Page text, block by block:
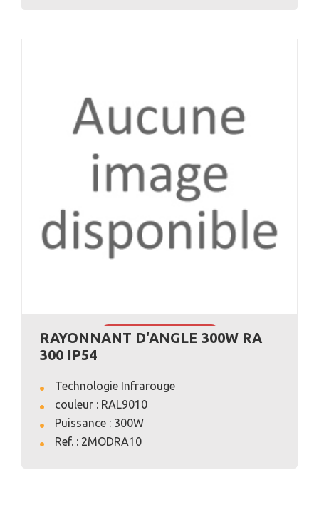
VOIR L'ANNONCE
RAYONNANT D'ANGLE 300W RA
300 IP54
Technologie Infrarouge
couleur : RAL9010
Puissance : 300W
Ref. : 2MODRA10